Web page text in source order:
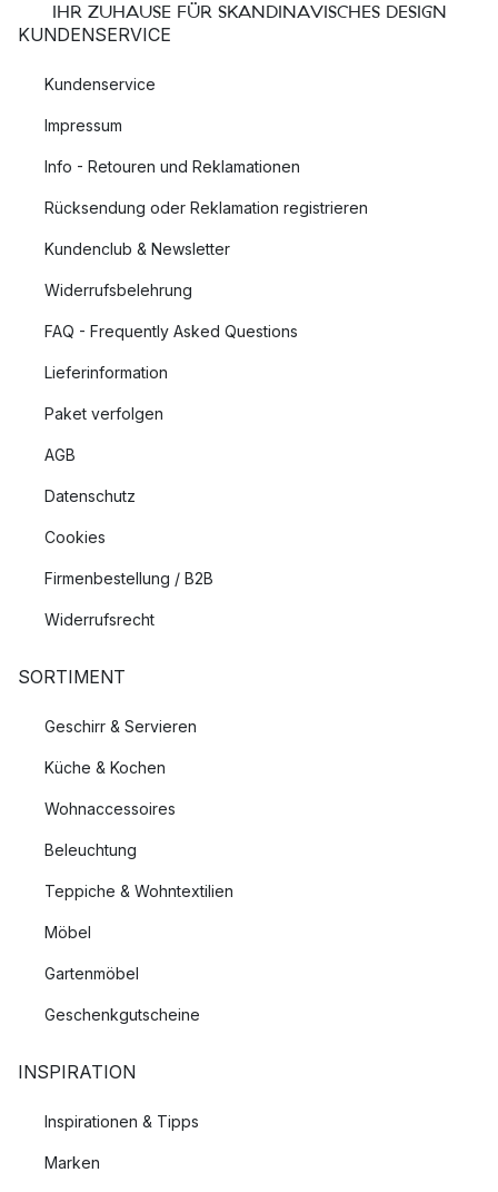
IHR ZUHAUSE FÜR SKANDINAVISCHES DESIGN
KUNDENSERVICE
Kundenservice
Impressum
Info - Retouren und Reklamationen
Rücksendung oder Reklamation registrieren
Kundenclub & Newsletter
Widerrufsbelehrung
FAQ - Frequently Asked Questions
Lieferinformation
Paket verfolgen
AGB
Datenschutz
Cookies
Firmenbestellung / B2B
Widerrufsrecht
SORTIMENT
Geschirr & Servieren
Küche & Kochen
Wohnaccessoires
Beleuchtung
Teppiche & Wohntextilien
Möbel
Gartenmöbel
Geschenkgutscheine
INSPIRATION
Inspirationen & Tipps
Marken